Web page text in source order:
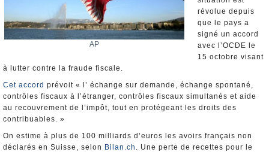
AP
révolue depuis
que le pays a
signé un accord
avec l’OCDE le
15 octobre visant
à lutter contre la fraude fiscale.
Cet accord prévoit « l’ échange sur demande, échange spontané,
contrôles fiscaux à l’étranger, contrôles fiscaux simultanés et aide
au recouvrement de l’impôt, tout en protégeant les droits des
contribuables. »
On estime à plus de 100 milliards d’euros les avoirs français non
déclarés en Suisse, selon Bilan.ch . Une perte de recettes pour le